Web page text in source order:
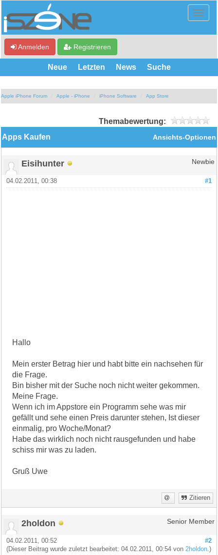
Anmelden Registrieren
Neue Letzten News Suche
Apple iPhone Forum Apple - iPhone iPhone Software App Store
Themabewertung:
Ansichts-Optionen
Apps Kaufen
Eisihunter Newbie
#1
04.02.2011, 00:38
Hallo
Mein erster Betrag hier und habt bitte ein nachsehen für
die Frage.
Bin bisher mit der Suche noch nicht weiter gekommen.
Meine Frage.
Wenn ich im Appstore ein Programm sehe was mir
gefällt und sehe einen Preis darunter stehen, Ist dieser
einmalig, pro Woche/Monat?
Habe das wirklich noch nicht rausgefunden und habe
schiss mir was zu laden.
Gruß Uwe
Zitieren
2holdon Senior Member
#2
04.02.2011, 00:52
(Dieser Beitrag wurde zuletzt bearbeitet: 04.02.2011, 00:54 von 2holdon .)